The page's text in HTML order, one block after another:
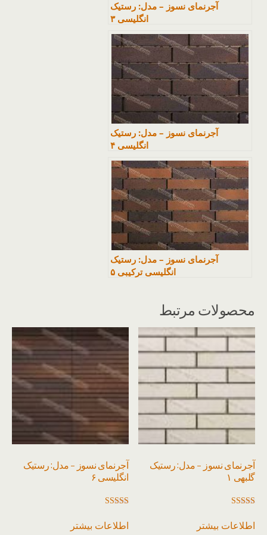
آجرنمای نسوز – مدل: رستیک
انگلیسی ۳
آجرنمای نسوز – مدل: رستیک
انگلیسی ۴
آجرنمای نسوز – مدل: رستیک
انگلیسی ترکیبی ۵
محصولات مرتبط
آجرنمای نسوز – مدل: رستیک
گلبهی ۱
3.00
از 5
اطلاعات بیشتر
آجرنمای نسوز – مدل: رستیک
انگلیسی ۶
3.00
از 5
اطلاعات بیشتر